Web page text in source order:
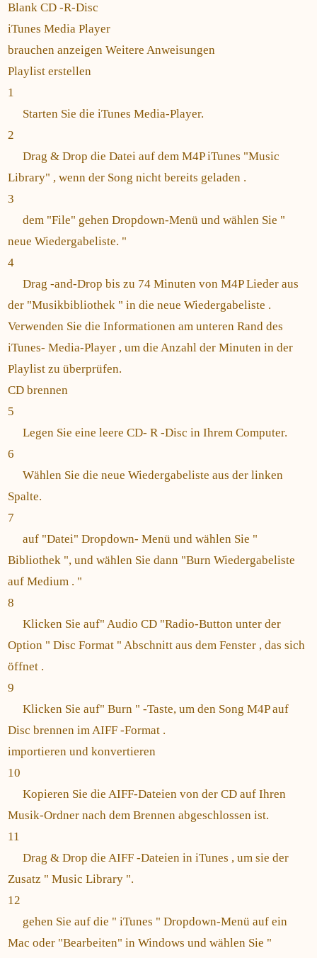
Blank CD -R-Disc
iTunes Media Player
brauchen anzeigen Weitere Anweisungen
Playlist erstellen
1
Starten Sie die iTunes Media-Player.
2
Drag & Drop die Datei auf dem M4P iTunes "Music
Library" , wenn der Song nicht bereits geladen .
3
dem "File" gehen Dropdown-Menü und wählen Sie "
neue Wiedergabeliste. "
4
Drag -and-Drop bis zu 74 Minuten von M4P Lieder aus
der "Musikbibliothek " in die neue Wiedergabeliste .
Verwenden Sie die Informationen am unteren Rand des
iTunes- Media-Player , um die Anzahl der Minuten in der
Playlist zu überprüfen.
CD brennen
5
Legen Sie eine leere CD- R -Disc in Ihrem Computer.
6
Wählen Sie die neue Wiedergabeliste aus der linken
Spalte.
7
auf "Datei" Dropdown- Menü und wählen Sie "
Bibliothek ", und wählen Sie dann "Burn Wiedergabeliste
auf Medium . "
8
Klicken Sie auf" Audio CD "Radio-Button unter der
Option " Disc Format " Abschnitt aus dem Fenster , das sich
öffnet .
9
Klicken Sie auf" Burn " -Taste, um den Song M4P auf
Disc brennen im AIFF -Format .
importieren und konvertieren
10
Kopieren Sie die AIFF-Dateien von der CD auf Ihren
Musik-Ordner nach dem Brennen abgeschlossen ist.
11
Drag & Drop die AIFF -Dateien in iTunes , um sie der
Zusatz " Music Library ".
12
gehen Sie auf die " iTunes " Dropdown-Menü auf ein
Mac oder "Bearbeiten" in Windows und wählen Sie "